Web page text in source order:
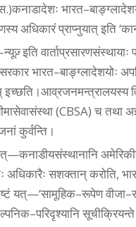
अधिकारं प्राप्नुयात् इति
इति
भारत–बाङ्ग्लादेशयोः
(CBSA) च तथा
कुर्वन्ति।
अधिकारैः सशक्तान्‌ करोति,
यत्‌—‘सामूहिक–रूपेण